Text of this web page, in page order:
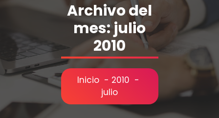
Archivo del
mes: julio
2010
Inicio - 2010 -
julio